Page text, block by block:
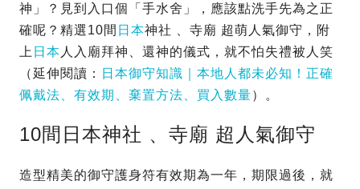
神」？見到入口個「手水舍」，應該點洗手先為之正
確呢？精選10間 日本神社 、寺廟 超萌人氣御守，附
上 日本 人入廟拜神、還神的儀式，就不怕失禮被人笑
（延伸閱讀：
日本御守知識｜本地人都未必知！正確
佩戴法、有效期、棄置方法、買入數量）。
10間日本神社 、寺廟 超人氣御守
造型精美的御守護身符有效期為一年，期限過後，就